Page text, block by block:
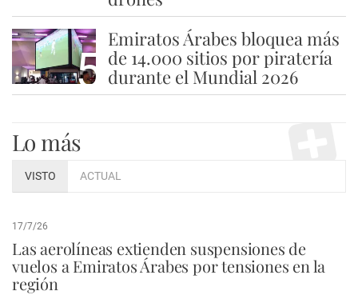
5
Emiratos Árabes bloquea más
de 14.000 sitios por piratería
durante el Mundial 2026
Lo más
VISTO ACTUAL
17/7/26
Las aerolíneas extienden suspensiones de
vuelos a Emiratos Árabes por tensiones en la
región